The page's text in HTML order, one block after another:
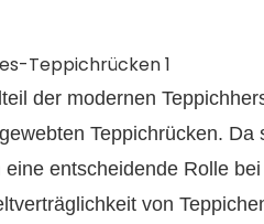
der modernen
Teppichrücken.
entscheidende Rolle
von